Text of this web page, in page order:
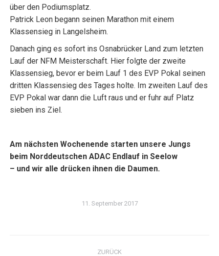
über den Podiumsplatz.
Patrick Leon begann seinen Marathon mit einem
Klassensieg in Langelsheim.
Danach ging es sofort ins Osnabrücker Land zum letzten
Lauf der NFM Meisterschaft. Hier folgte der zweite
Klassensieg, bevor er beim Lauf 1 des EVP Pokal seinen
dritten Klassensieg des Tages holte. Im zweiten Lauf des
EVP Pokal war dann die Luft raus und er fuhr auf Platz
sieben ins Ziel.
Am nächsten Wochenende starten unsere Jungs
beim Norddeutschen ADAC Endlauf in Seelow
– und wir alle drücken ihnen die Daumen.
11. September 2017
ZURÜCK